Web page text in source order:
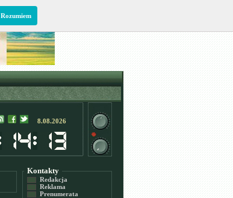
8.08.2026
Kontakty
Redakcja
Reklama
Prenumerata
Rozumiem